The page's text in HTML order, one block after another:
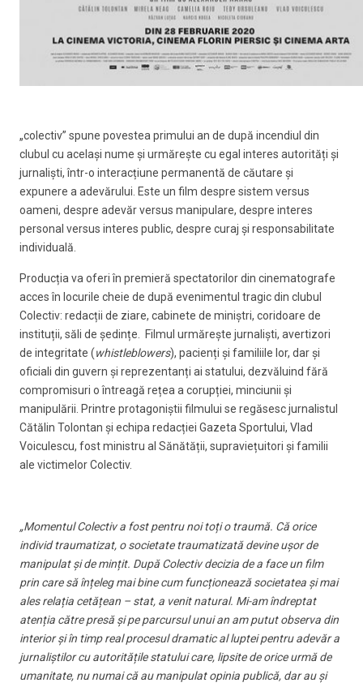
„colectiv” spune povestea primului an de după incendiul din
clubul cu același nume și urmărește cu egal interes autorități și
jurnaliști, într-o interacțiune permanentă de căutare și
expunere a adevărului. Este un film despre sistem versus
oameni, despre adevăr versus manipulare, despre interes
personal versus interes public, despre curaj și responsabilitate
individuală.
Producția va oferi în premieră spectatorilor din cinematografe
acces în locurile cheie de după evenimentul tragic din clubul
Colectiv: redacții de ziare, cabinete de miniștri, coridoare de
instituții, săli de ședințe. Filmul urmărește jurnaliști, avertizori
de integritate (whistleblowers), pacienți și familiile lor, dar și
oficiali din guvern și reprezentanți ai statului, dezvăluind fără
compromisuri o întreagă rețea a corupției, minciunii și
manipulării. Printre protagoniștii filmului se regăsesc jurnalistul
Cătălin Tolontan și echipa redacției Gazeta Sportului, Vlad
Voiculescu, fost ministru al Sănătății, supraviețuitori și familii
ale victimelor Colectiv.
„Momentul Colectiv a fost pentru noi toți o traumă. Că orice
individ traumatizat, o societate traumatizată devine ușor de
manipulat și de mințit. După Colectiv decizia de a face un film
prin care să înțeleg mai bine cum funcționează societatea și mai
ales relația cetățean – stat, a venit natural. Mi-am îndreptat
atenția către presă și pe parcursul unui an am putut observa din
interior și în timp real procesul dramatic al luptei pentru adevăr a
jurnaliștilor cu autoritățile statului care, lipsite de orice urmă de
umanitate, nu numai că au manipulat opinia publică, dar au și